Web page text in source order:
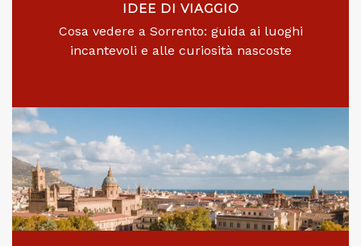
IDEE DI VIAGGIO
Cosa vedere a Sorrento: guida ai luoghi
incantevoli e alle curiosità nascoste